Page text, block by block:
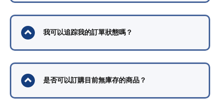
我可以追踪我的訂單狀態嗎？
是否可以訂購目前無庫存的商品？